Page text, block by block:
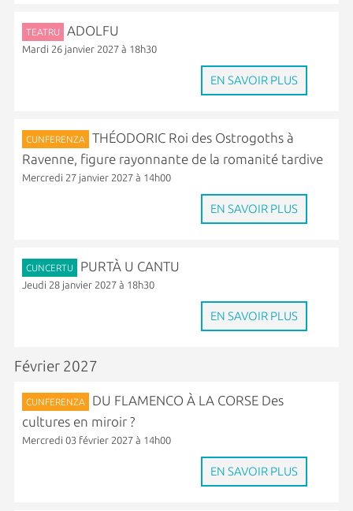
TEATRU ADOLFU
Mardi 26 janvier 2027 à 18h30
EN SAVOIR PLUS
CUNFERENZA
THÉODORIC Roi des Ostrogoths à
Ravenne, figure rayonnante de la romanité tardive
Mercredi 27 janvier 2027 à 14h00
EN SAVOIR PLUS
CUNCERTU PURTÀ U CANTU
Jeudi 28 janvier 2027 à 18h30
EN SAVOIR PLUS
Février 2027
CUNFERENZA
DU FLAMENCO À LA CORSE Des
cultures en miroir ?
Mercredi 03 février 2027 à 14h00
EN SAVOIR PLUS